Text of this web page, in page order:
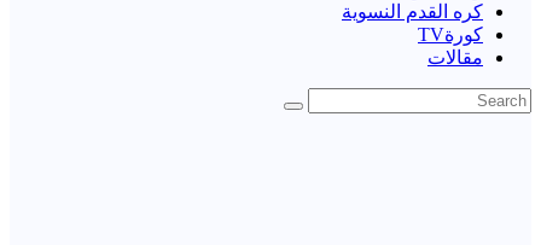
كره القدم النسوية
كورةTV
مقالات